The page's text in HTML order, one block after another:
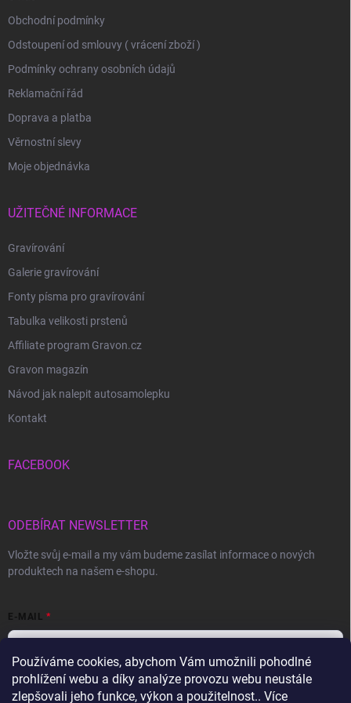
Používáme cookies, abychom Vám umožnili pohodlné
prohlížení webu a díky analýze provozu webu neustále
zlepšovali jeho funkce, výkon a použitelnost.. Více
Obchodní podmínky
Odstoupení od smlouvy ( vrácení zboží )
Podmínky ochrany osobních údajů
Reklamační řád
Doprava a platba
Věrnostní slevy
Moje objednávka
UŽITEČNÉ INFORMACE
Gravírování
Galerie gravírování
Fonty písma pro gravírování
Tabulka velikosti prstenů
Affiliate program Gravon.cz
Gravon magazín
Návod jak nalepit autosamolepku
Kontakt
FACEBOOK
ODEBÍRAT NEWSLETTER
Vložte svůj e-mail a my vám budeme zasílat informace o nových
produktech na našem e-shopu.
E-MAIL
Vložením e-mailu souhlasíte spodmínkami ochrany osobních údajů